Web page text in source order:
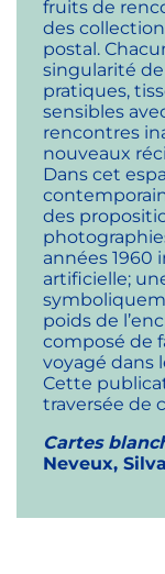
fruits de
des
postal.
singularité
pratiques,
sensibles
rencontres
nouveaux
Dans cet
des
années
artificielle;
poids de
composé de
voyagé dans
Cette
traversée de
Cartes
Neveux,